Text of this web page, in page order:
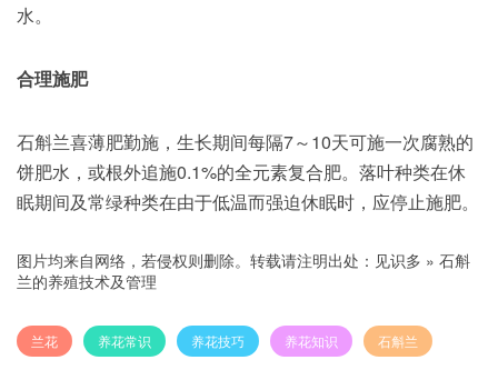
水。
合理施肥
石斛兰喜薄肥勤施，生长期间每隔7～10天可施一次腐熟的
饼肥水，或根外追施0.1%的全元素复合肥。落叶种类在休
眠期间及常绿种类在由于低温而强迫休眠时，应停止施肥。
图片均来自网络，若侵权则删除。转载请注明出处： 见识多 » 石斛
兰的养殖技术及管理
兰花 养花常识 养花技巧 养花知识 石斛兰